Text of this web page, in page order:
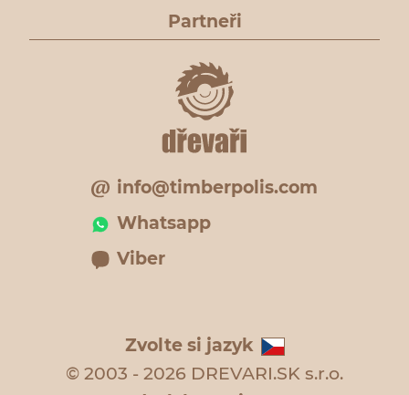
Partneři
info@timberpolis.com
Whatsapp
Viber
Zvolte si jazyk
© 2003 - 2026 DREVARI.SK s.r.o.